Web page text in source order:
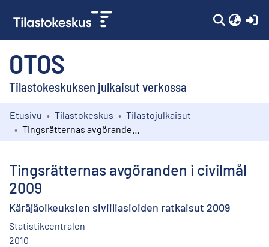
OTOS
Tilastokeskuksen julkaisut verkossa
Kokoelmat
Etusivu Tilastokeskus
Tilastojulkaisut
Tingsrätternas avgöranden i civilmål
2009
Käräjäoikeuksien siviiliasioiden ratkaisut 2009
Statistikcentralen
2010